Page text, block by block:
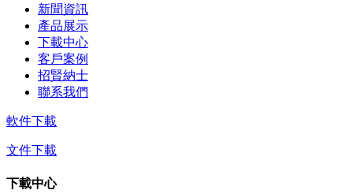
新聞資訊
產品展示
下載中心
客戶案例
招賢納士
聯系我們
軟件下載
文件下載
下載中心